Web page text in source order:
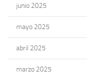
junio 2025
mayo 2025
abril 2025
marzo 2025